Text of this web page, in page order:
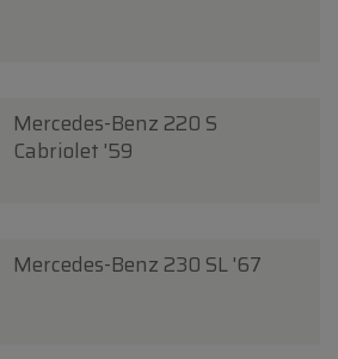
Mercedes-Benz 220 S
Cabriolet '59
Mercedes-Benz 230 SL '67